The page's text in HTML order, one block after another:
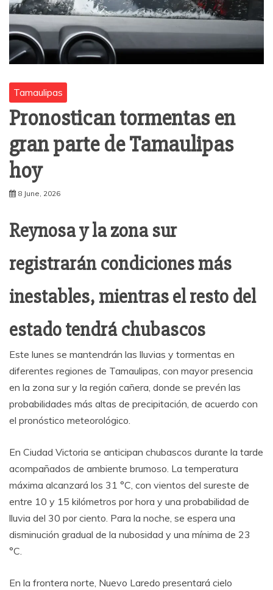
Tamaulipas
Pronostican tormentas en
gran parte de Tamaulipas
hoy
8 June, 2026
Reynosa y la zona sur
registrarán condiciones más
inestables, mientras el resto del
estado tendrá chubascos
Este lunes se mantendrán las lluvias y tormentas en
diferentes regiones de Tamaulipas, con mayor presencia
en la zona sur y la región cañera, donde se prevén las
probabilidades más altas de precipitación, de acuerdo con
el pronóstico meteorológico.
En Ciudad Victoria se anticipan chubascos durante la tarde
acompañados de ambiente brumoso. La temperatura
máxima alcanzará los 31 °C, con vientos del sureste de
entre 10 y 15 kilómetros por hora y una probabilidad de
lluvia del 30 por ciento. Para la noche, se espera una
disminución gradual de la nubosidad y una mínima de 23
°C.
En la frontera norte, Nuevo Laredo presentará cielo